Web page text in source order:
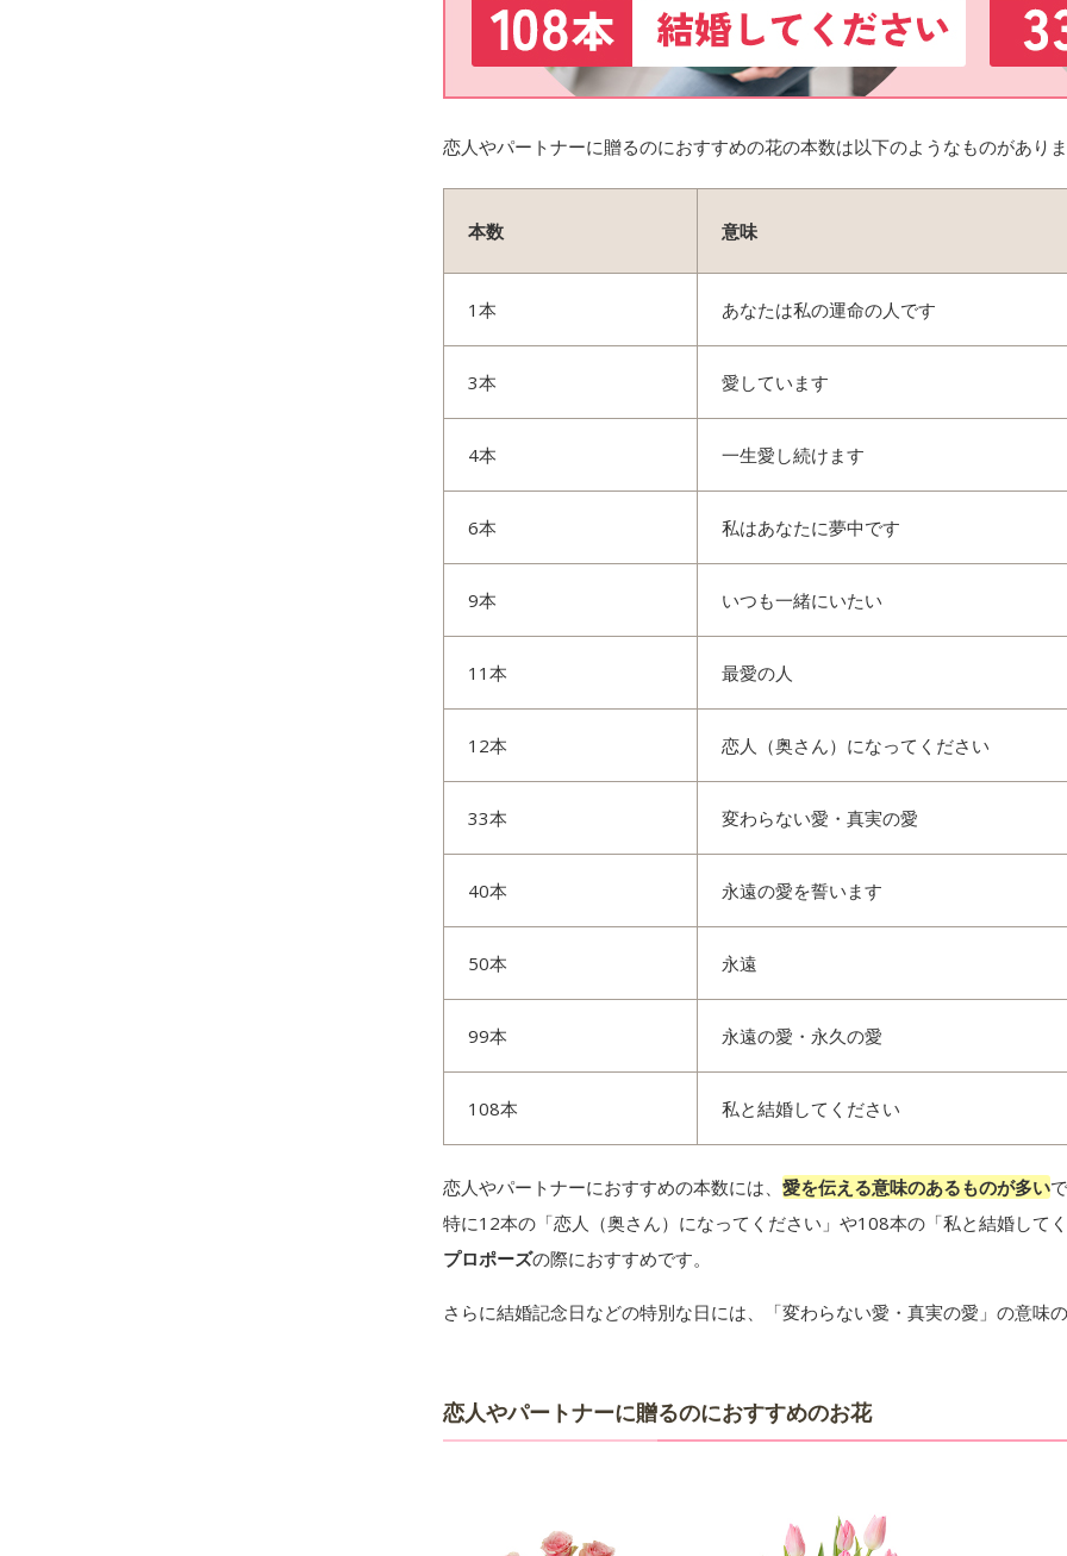
恋人やパートナーに贈るのにおすすめの花の本数は以下のようなものがあり
本数 意味
1本 あなたは私の運命の人です
3本 愛しています
4本 一生愛し続けます
6本 私はあなたに夢中です
9本 いつも一緒にいたい
11本 最愛の人
12本 恋人（奥さん）になってください
33本 変わらない愛・真実の愛
40本 永遠の愛を誓います
50本 永遠
99本 永遠の愛・永久の愛
108本 私と結婚してください
恋人やパートナーにおすすめの本数には、 愛を伝える意味のあるものが多い
特に12本の「恋人（奥さん）になってください」や108本の「私と結婚して
プロポーズの際におすすめです。
さらに結婚記念日などの特別な日には、「変わらない愛・真実の愛」の意味
恋人やパートナーに贈るのにおすすめのお花